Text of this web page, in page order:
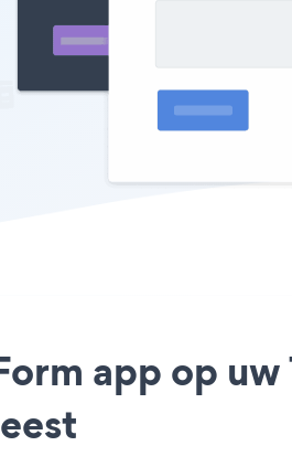
app op